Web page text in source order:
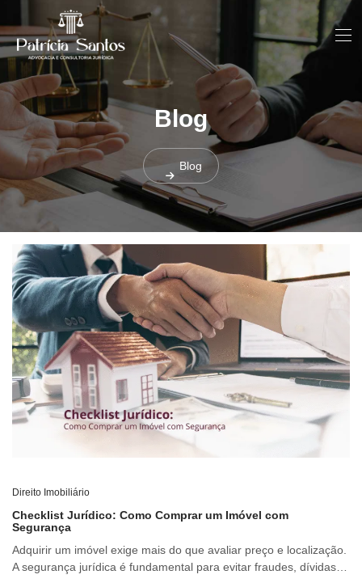
Blog
Blog
Direito Imobiliário
Checklist Jurídico: Como Comprar um Imóvel com
Segurança
Adquirir um imóvel exige mais do que avaliar preço e localização.
A segurança jurídica é fundamental para evitar fraudes, dívidas…